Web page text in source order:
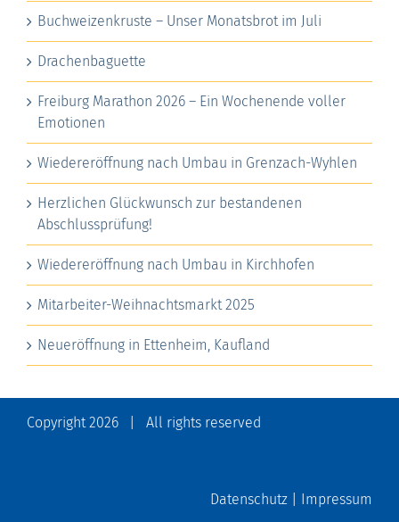
Buchweizenkruste – Unser Monatsbrot im Juli
Drachenbaguette
Freiburg Marathon 2026 – Ein Wochenende voller
Emotionen
Wiedereröffnung nach Umbau in Grenzach-Wyhlen
Herzlichen Glückwunsch zur bestandenen
Abschlussprüfung!
Wiedereröffnung nach Umbau in Kirchhofen
Mitarbeiter-Weihnachtsmarkt 2025
Neueröffnung in Ettenheim, Kaufland
Copyright2026 | All rights reserved
Datenschutz Impressum